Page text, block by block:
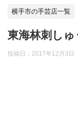
横手市の手芸店一覧
東海林刺し
投稿日： 2017年12月3日